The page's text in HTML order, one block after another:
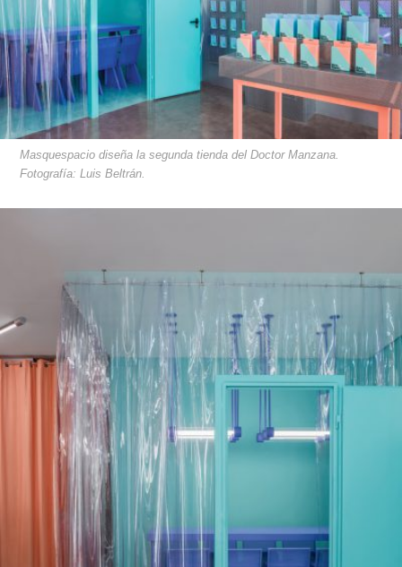
Masquespacio diseña la segunda tienda del Doctor Manzana.
Fotografía: Luis Beltrán.